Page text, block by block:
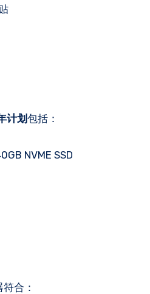
计划包括：
NVME SSD
合：